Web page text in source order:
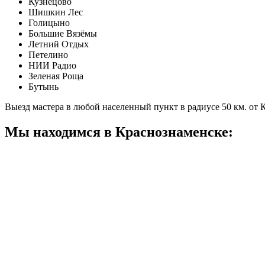
Шишкин Лес
Голицыно
Большие Вязёмы
Летний Отдых
Петелино
НИИ Радио
Зеленая Роща
Бутынь
Выезд мастера в любой населенный пункт в радиусе 50 км. от
Мы находимся в Краснознаменске: